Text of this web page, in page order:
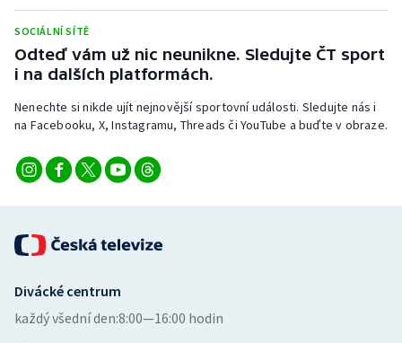
SOCIÁLNÍ SÍTĚ
Odteď vám už nic neunikne. Sledujte ČT sport
i na dalších platformách.
Nenechte si nikde ujít nejnovější sportovní události. Sledujte nás i
na Facebooku, X, Instagramu, Threads či YouTube a buďte v obraze.
Divácké centrum
každý všední den:8:00—16:00 hodin